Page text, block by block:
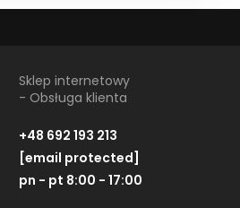
Sklep internetowy
- Obsługa klienta
+48 692 193 213
[email protected]
pn - pt 8:00 - 17:00